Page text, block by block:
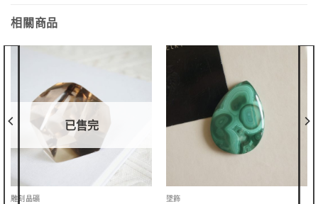
相關商品
已售完
雕刻晶礦 墜飾